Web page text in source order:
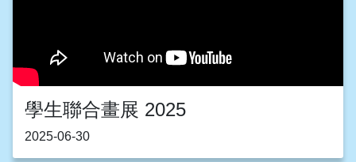
學生聯合畫展 2025
2025-06-30